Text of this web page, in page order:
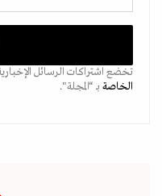
تخضع اشتراكات الرسائل
الخاصة بـ “المجلة".